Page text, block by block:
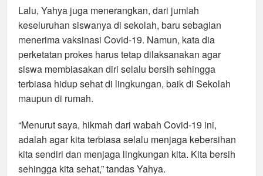
Lalu, Yahya juga menerangkan, dari jumlah
keseluruhan siswanya di sekolah, baru sebagian
menerima vaksinasi Covid-19. Namun, kata dia
perketatan prokes harus tetap dilaksanakan agar
siswa membiasakan diri selalu bersih sehingga
terbiasa hidup sehat di lingkungan, baik di Sekolah
maupun di rumah.
“Menurut saya, hikmah dari wabah Covid-19 ini,
adalah agar kita terbiasa selalu menjaga kebersihan
kita sendiri dan menjaga lingkungan kita. Kita bersih
sehingga kita sehat,” tandas Yahya.